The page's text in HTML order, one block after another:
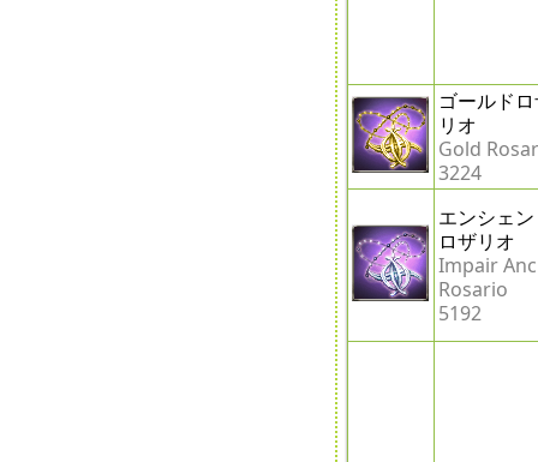
ゴールド
リオ
Gold
3224
エンシェ
ロザリオ
Impair
Rosario
5192